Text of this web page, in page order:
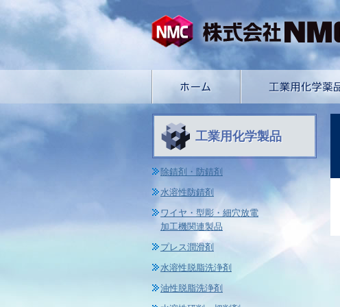
工業用化学製品
除錆剤・防錆剤
水溶性防錆剤
ワイヤ・型彫・細穴放電
加工機関連製品
プレス潤滑剤
水溶性脱脂洗浄剤
油性脱脂洗浄剤